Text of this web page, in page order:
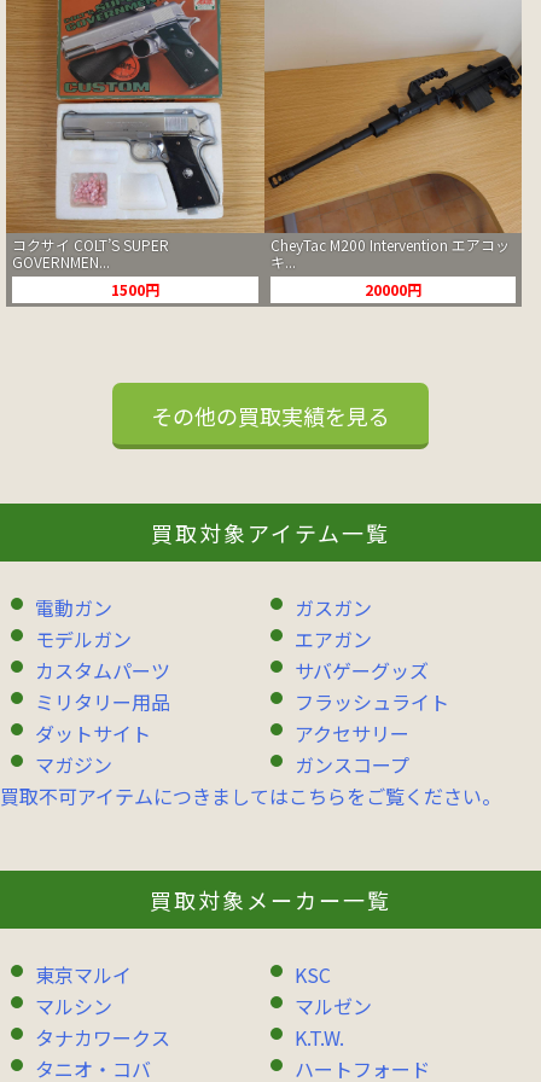
コクサイ COLT’S SUPER
GOVERNMEN...
1500円
CheyTac M200 Intervention エアコッ
キ...
20000円
その他の買取実績を見る
買取対象アイテム一覧
電動ガン
ガスガン
モデルガン
エアガン
カスタムパーツ
サバゲーグッズ
ミリタリー用品
フラッシュライト
ダットサイト
アクセサリー
マガジン
ガンスコープ
買取不可アイテムにつきましてはこちらをご覧ください。
買取対象メーカー一覧
東京マルイ
KSC
マルシン
マルゼン
タナカワークス
K.T.W.
タニオ・コバ
ハートフォード